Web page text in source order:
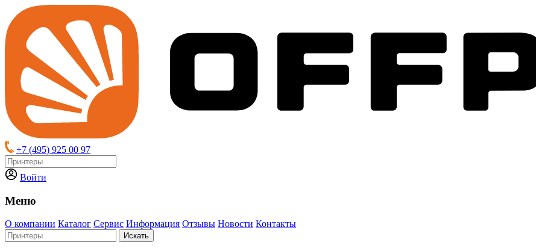
+7 (495) 925 00 97
Войти
Меню
О компании Каталог Сервис Информация Отзывы Новости Контакты
Искать